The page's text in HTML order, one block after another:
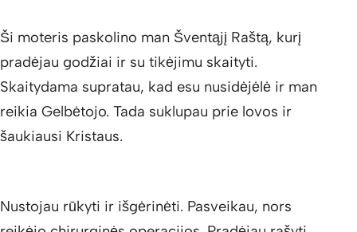
Ši moteris paskolino man Šventąjį Raštą, kurį
pradėjau godžiai ir su tikėjimu skaityti.
Skaitydama supratau, kad esu nusidėjėlė ir man
reikia Gelbėtojo. Tada suklupau prie lovos ir
šaukiausi Kristaus.
Nustojau rūkyti ir išgėrinėti. Pasveikau, nors